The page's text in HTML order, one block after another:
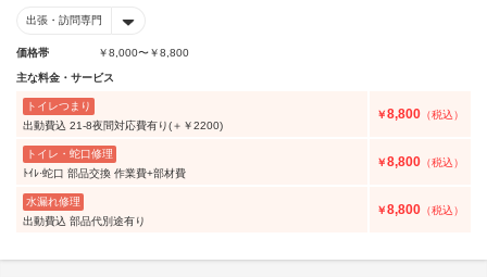
出張・訪問専門
価格帯 ￥8,000〜￥8,800
主な料金・サービス
トイレつまり
出動費込 21-8夜間対応費有り(＋￥2200)
￥8,800 （税込）
トイレ・蛇口修理
ﾄｲﾚ·蛇口 部品交換 作業費+部材費
￥8,800 （税込）
水漏れ修理
出動費込 部品代別途有り
￥8,800 （税込）